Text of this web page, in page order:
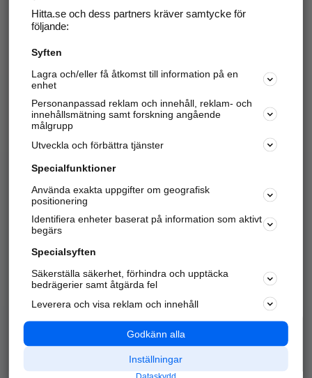
Hitta.se - Gratis nummerupplysning.
Sök företag, personer och platser.
Hitta telefonnummer, adresser, företagsinfo mm.
Marknadsför företaget
Kom igång och annonsera mot
samarbetspartners nära dig.
Alla kategorier
Populära sökningar
API & Kartor
Annonsera
Integritet
Nödnummer
Hitta.se och dess partners kräver samtycke för
följande:
Syften
Lagra och/eller få åtkomst till information på en
enhet
Personanpassad reklam och innehåll, reklam- och
innehållsmätning samt forskning angående
målgrupp
Utveckla och förbättra tjänster
Specialfunktioner
Använda exakta uppgifter om geografisk
positionering
Identifiera enheter baserat på information som aktivt
begärs
Specialsyften
Säkerställa säkerhet, förhindra och upptäcka
bedrägerier samt åtgärda fel
Leverera och visa reklam och innehåll
Godkänn alla
Inställningar
Dataskydd